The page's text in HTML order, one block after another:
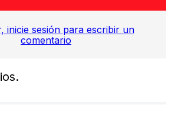
inicie sesión para escribir un
comentario